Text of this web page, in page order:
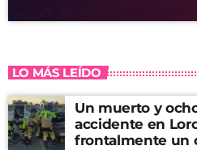
LO MÁS LEÍDO
Un muerto y
accidente en
frontalmente un